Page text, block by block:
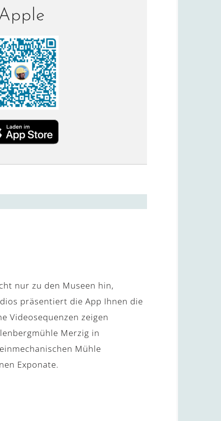
nur zu den Museen hin,
präsentiert die App Ihnen die
Videosequenzen zeigen
Merzig in
Mühle
Exponate.